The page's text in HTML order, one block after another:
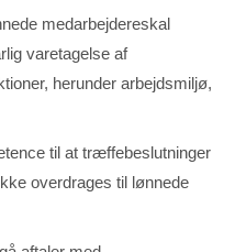
medarbejdereskal
varetagelse af
herunder arbejdsmiljø,
til at træffebeslutninger
overdrages til lønnede